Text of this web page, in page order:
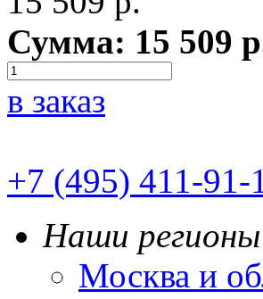
Сумма: 15 509
в заказ
+7 (495) 411-91-
Наши регионы
Москва и